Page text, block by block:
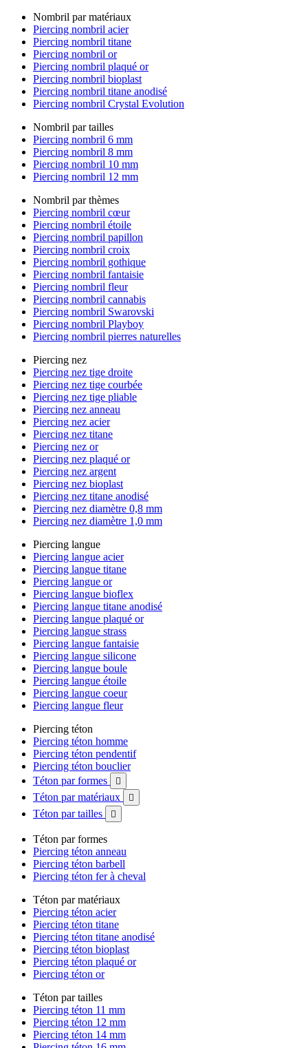
Nombril par matériaux
Piercing nombril acier
Piercing nombril titane
Piercing nombril or
Piercing nombril plaqué or
Piercing nombril bioplast
Piercing nombril titane anodisé
Piercing nombril Crystal Evolution
Nombril par tailles
Piercing nombril 6 mm
Piercing nombril 8 mm
Piercing nombril 10 mm
Piercing nombril 12 mm
Nombril par thèmes
Piercing nombril cœur
Piercing nombril étoile
Piercing nombril papillon
Piercing nombril croix
Piercing nombril gothique
Piercing nombril fantaisie
Piercing nombril fleur
Piercing nombril cannabis
Piercing nombril Swarovski
Piercing nombril Playboy
Piercing nombril pierres naturelles
Piercing nez
Piercing nez tige droite
Piercing nez tige courbée
Piercing nez tige pliable
Piercing nez anneau
Piercing nez acier
Piercing nez titane
Piercing nez or
Piercing nez plaqué or
Piercing nez argent
Piercing nez bioplast
Piercing nez titane anodisé
Piercing nez diamètre 0,8 mm
Piercing nez diamètre 1,0 mm
Piercing langue
Piercing langue acier
Piercing langue titane
Piercing langue or
Piercing langue bioflex
Piercing langue titane anodisé
Piercing langue plaqué or
Piercing langue strass
Piercing langue fantaisie
Piercing langue silicone
Piercing langue boule
Piercing langue étoile
Piercing langue coeur
Piercing langue fleur
Piercing téton
Piercing téton homme
Piercing téton pendentif
Piercing téton bouclier
Téton par formes

Téton par matériaux 
Téton par tailles 
Téton par formes
Piercing téton anneau
Piercing téton barbell
Piercing téton fer à cheval
Téton par matériaux
Piercing téton acier
Piercing téton titane
Piercing téton titane anodisé
Piercing téton bioplast
Piercing téton plaqué or
Piercing téton or
Téton par tailles
Piercing téton 11 mm
Piercing téton 12 mm
Piercing téton 14 mm